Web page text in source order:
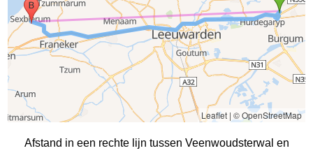
Leaflet| © OpenStreetMap
Afstand in een rechte lijn tussen Veenwoudsterwal en